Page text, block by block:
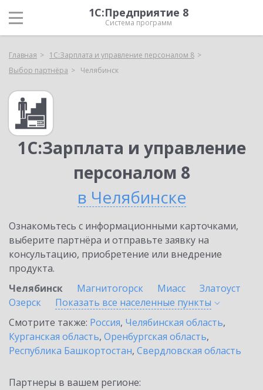
1С:Предприятие 8
Система программ
Главная
1С:Зарплата и управление персоналом 8
Выбор партнёра
Челябинск
1С:Зарплата и управление
персоналом 8
в Челябинске
Ознакомьтесь с информационными карточками,
выберите партнёра и отправьте заявку на
консультацию, приобретение или внедрение
продукта.
Челябинск
Магнитогорск Миасс
Златоуст
Озерск
Показать все населенные пункты
Смотрите также: Россия, Челябинская область,
Курганская область, Оренбургская область,
Республика Башкортостан, Свердловская область
Партнеры в вашем регионе: